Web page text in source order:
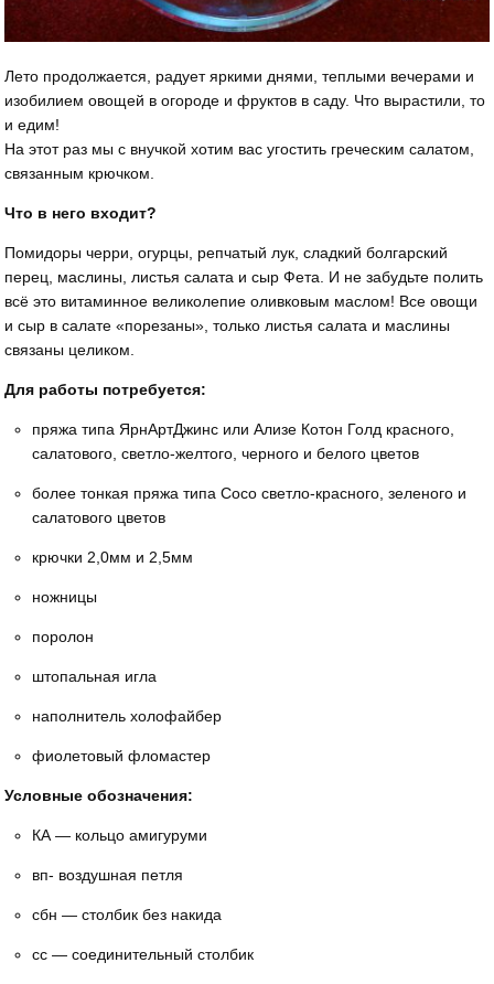
Лето продолжается, радует яркими днями, теплыми вечерами и
изобилием овощей в огороде и фруктов в саду. Что вырастили, то
и едим!
На этот раз мы с внучкой хотим вас угостить греческим салатом,
связанным крючком.
Что в него входит?
Помидоры черри, огурцы, репчатый лук, сладкий болгарский
перец, маслины, листья салата и сыр Фета. И не забудьте полить
всё это витаминное великолепие оливковым маслом! Все овощи
и сыр в салате «порезаны», только листья салата и маслины
связаны целиком.
Для работы потребуется:
пряжа типа ЯрнАртДжинс или Ализе Котон Голд красного,
салатового, светло-желтого, черного и белого цветов
более тонкая пряжа типа Coco светло-красного, зеленого и
салатового цветов
крючки 2,0мм и 2,5мм
ножницы
поролон
штопальная игла
наполнитель холофайбер
фиолетовый фломастер
Условные обозначения:
КА — кольцо амигуруми
вп- воздушная петля
сбн — столбик без накида
сс — соединительный столбик